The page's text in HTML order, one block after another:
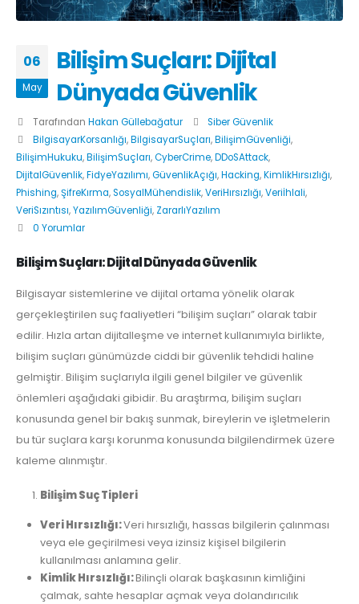
06
May
Bilişim Suçları: Dijital
Dünyada Güvenlik
Tarafından Hakan Güllebağatur
Siber Güvenlik
BilgisayarKorsanlığı,BilgisayarSuçları,BilişimGüvenliği,
BilişimHukuku,BilişimSuçları,CyberCrime,DDoSAttack,
DijitalGüvenlik,FidyeYazılımı,GüvenlikAçığı,Hacking,KimlikHırsızlığı,
Phishing,ŞifreKırma,SosyalMühendislik,VeriHırsızlığı,Veriİhlali,
VeriSızıntısı,YazılımGüvenliği, ZararlıYazılım
0 Yorumlar
Bilişim Suçları: Dijital Dünyada Güvenlik
Bilgisayar sistemlerine ve dijital ortama yönelik olarak
gerçekleştirilen suç faaliyetleri “bilişim suçları” olarak tabir
edilir. Hızla artan dijitalleşme ve internet kullanımıyla birlikte,
bilişim suçları günümüzde ciddi bir güvenlik tehdidi haline
gelmiştir. Bilişim suçlarıyla ilgili genel bilgiler ve güvenlik
önlemleri aşağıdaki gibidir. Bu araştırma, bilişim suçları
konusunda genel bir bakış sunmak, bireylerin ve işletmelerin
bu tür suçlara karşı korunma konusunda bilgilendirmek üzere
kaleme alınmıştır.
Bilişim Suç Tipleri
Veri Hırsızlığı:Veri hırsızlığı, hassas bilgilerin çalınması
veya ele geçirilmesi veya izinsiz kişisel bilgilerin
kullanılması anlamına gelir.
Kimlik Hırsızlığı:Bilinçli olarak başkasının kimliğini
çalmak, sahte hesaplar açmak veya dolandırıcılık